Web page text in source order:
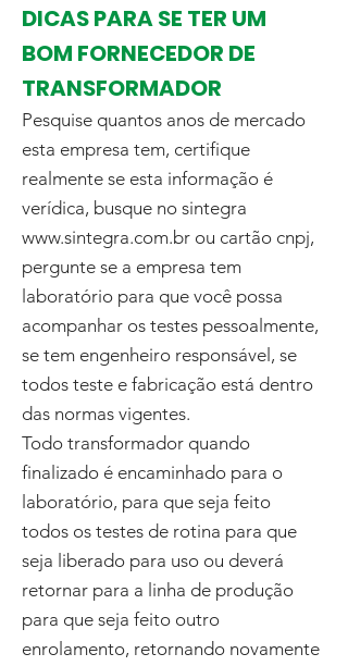
DICAS PARA SE TER UM
BOM FORNECEDOR DE
TRANSFORMADOR
Pesquise quantos anos de mercado
esta empresa tem, certifique
realmente se esta informação é
verídica, busque no sintegra
www.sintegra.com.br ou cartão cnpj,
pergunte se a empresa tem
laboratório para que você possa
acompanhar os testes pessoalmente,
se tem engenheiro responsável, se
todos teste e fabricação está dentro
das normas vigentes.
Todo transformador quando
finalizado é encaminhado para o
laboratório, para que seja feito
todos os testes de rotina para que
seja liberado para uso ou deverá
retornar para a linha de produção
para que seja feito outro
enrolamento, retornando novamente